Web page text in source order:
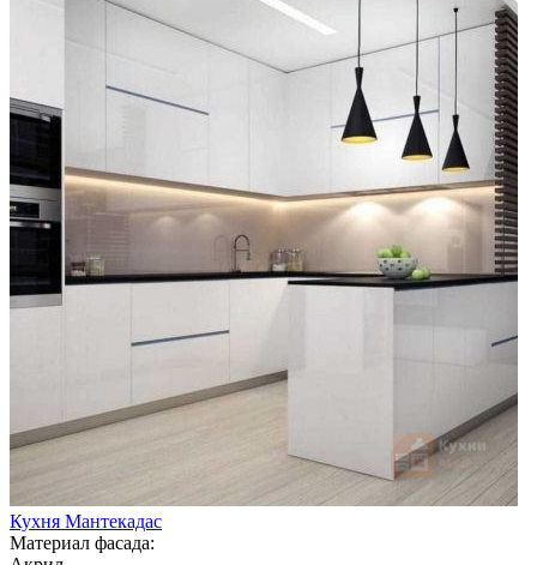
Кухня Мантекадас
Материал фасада: